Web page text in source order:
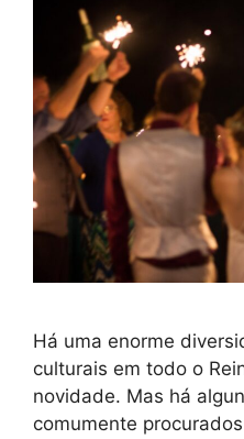
Há uma enorme
culturais em todo o
novidade. Mas há
comumente